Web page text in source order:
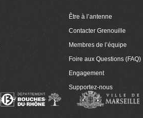
Être à l’antenne
Contacter Grenouille
Membres de l’équipe
Foire aux Questions (FAQ)
Engagement
Supportez-nous